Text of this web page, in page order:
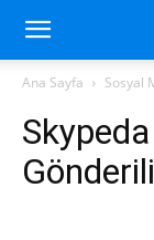
Ana Sayfa Sosyal